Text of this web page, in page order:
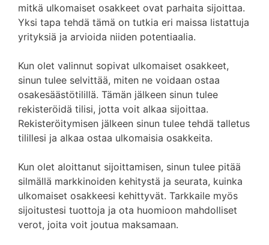
mitkä ulkomaiset osakkeet ovat parhaita sijoittaa.
Yksi tapa tehdä tämä on tutkia eri maissa listattuja
yrityksiä ja arvioida niiden potentiaalia.
Kun olet valinnut sopivat ulkomaiset osakkeet,
sinun tulee selvittää, miten ne voidaan ostaa
osakesäästötilillä. Tämän jälkeen sinun tulee
rekisteröidä tilisi, jotta voit alkaa sijoittaa.
Rekisteröitymisen jälkeen sinun tulee tehdä talletus
tilillesi ja alkaa ostaa ulkomaisia osakkeita.
Kun olet aloittanut sijoittamisen, sinun tulee pitää
silmällä markkinoiden kehitystä ja seurata, kuinka
ulkomaiset osakkeesi kehittyvät. Tarkkaile myös
sijoitustesi tuottoja ja ota huomioon mahdolliset
verot, joita voit joutua maksamaan.